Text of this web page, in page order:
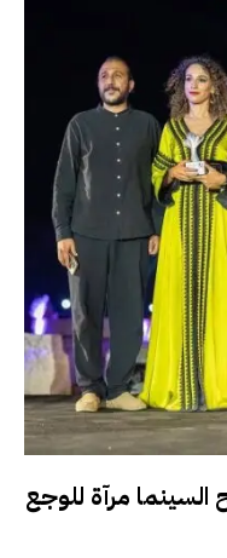
مرآة للوجع